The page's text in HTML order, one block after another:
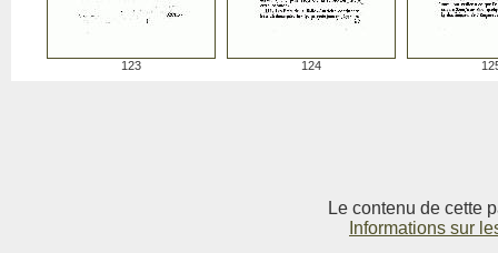
123 124
Le contenu de cette
Informations sur